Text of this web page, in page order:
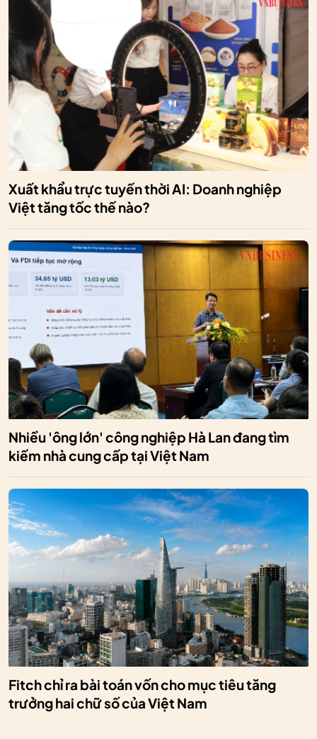
Xuất khẩu trực tuyến thời AI: Doanh nghiệp
Việt tăng tốc thế nào?
Nhiều 'ông lớn' công nghiệp Hà Lan đang tìm
kiếm nhà cung cấp tại Việt Nam
Fitch chỉ ra bài toán vốn cho mục tiêu tăng
trưởng hai chữ số của Việt Nam